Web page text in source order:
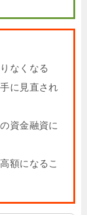
なくなる
に見直され
資金融資に
額になるこ